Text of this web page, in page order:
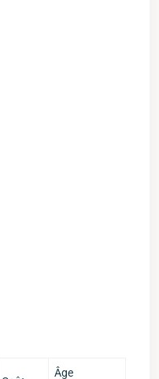
Âge